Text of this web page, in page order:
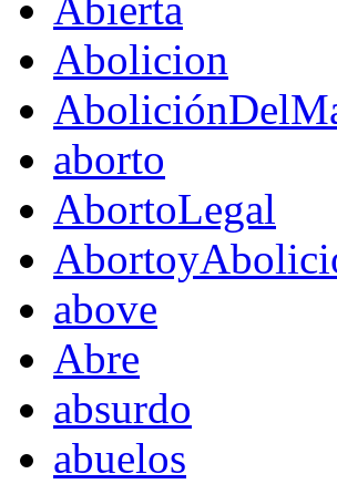
Abierta
Abolicion
aborto
AbortoLegal
above
Abre
absurdo
abuelos